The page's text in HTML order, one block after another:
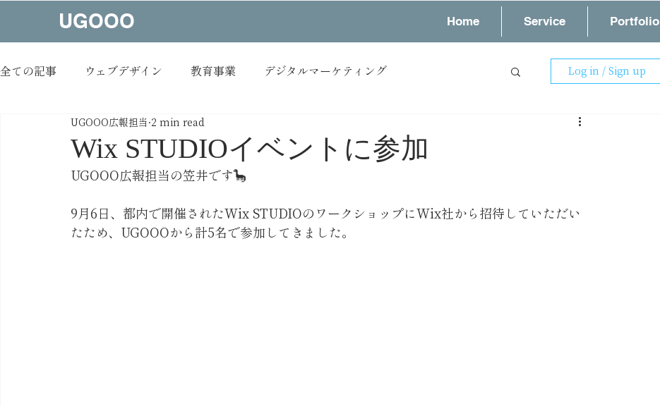
UGOOO Home Service Portfolio
全ての記事 ウェブデザイン 教育事業 デジタルマーケティング
コンテンツメイキング 制作実績
オウンドメディア イベント お知らせ
Log in / Sign up
Wix STUDIOイベントに参加
UGOOO広報担当 2 min read
UGOOO広報担当の笠井です🦕
9月6日、都内で開催されたWix STUDIOのワークショップにWix社から招待していただい
たため、UGOOOから計5名で参加してきました。